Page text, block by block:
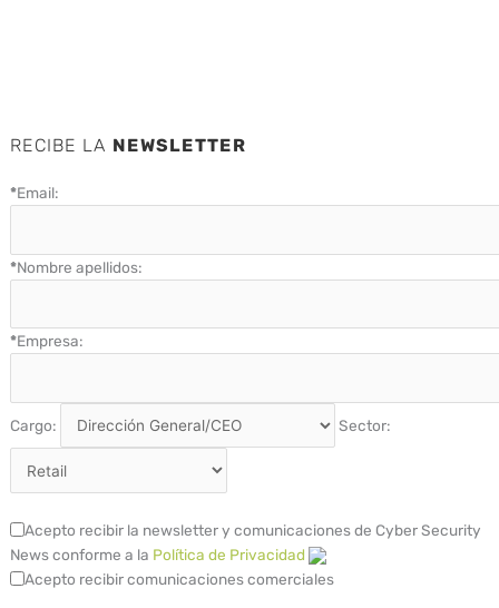
RECIBE LA NEWSLETTER
*Email:
*Nombre apellidos:
*Empresa:
Cargo: Sector:
Acepto recibir la newsletter y comunicaciones de Cyber Security
News conforme a la Política de Privacidad
Acepto recibir comunicaciones comerciales